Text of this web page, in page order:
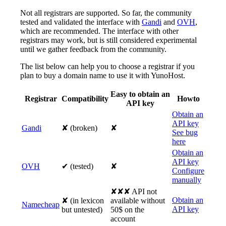
Not all registrars are supported. So far, the community
tested and validated the interface with Gandi and OVH,
which are recommended. The interface with other
registrars may work, but is still considered experimental
until we gather feedback from the community.
The list below can help you to choose a registrar if you
plan to buy a domain name to use it with YunoHost.
Registrar Compatibility
Easy to obtain an
API key
Howto
Gandi ✘ (broken) ✘
Obtain an
API key
See bug
here
OVH ✔ (tested) ✘
Obtain an
API key
Configure
manually
Namecheap ✘ (in lexicon
but untested)
✘✘✘ API not
available without
50$ on the
account
Obtain an
API key